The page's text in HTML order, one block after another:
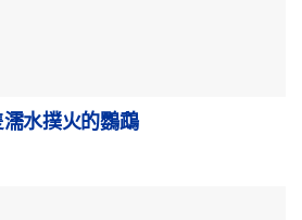
水撲火的鸚鵡